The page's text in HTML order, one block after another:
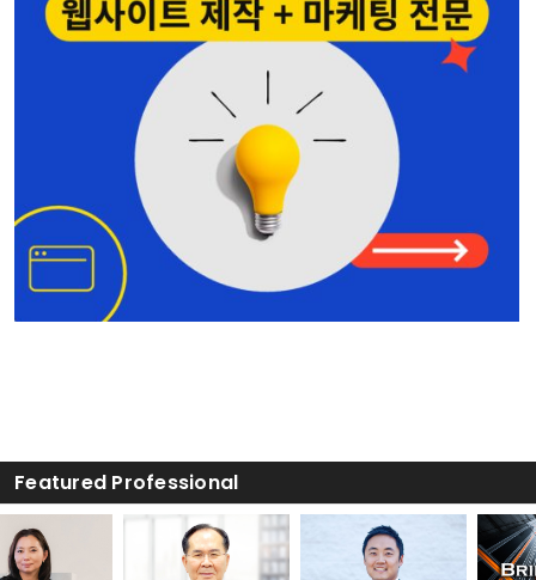
Edmonds • Seattle
425-744-2742
Bridge Law, PC
Lynnwood
425-541-8611
Featured Professional